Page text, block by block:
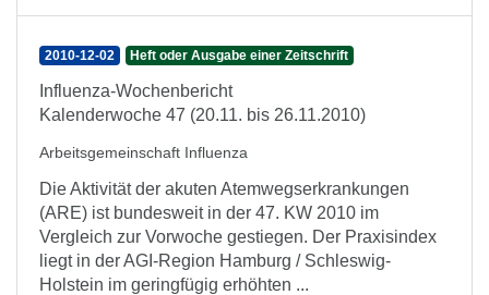
2010-12-02 Heft oder Ausgabe einer Zeitschrift
Influenza-Wochenbericht
Kalenderwoche 47 (20.11. bis 26.11.2010)
Arbeitsgemeinschaft Influenza
Die Aktivität der akuten Atemwegserkrankungen
(ARE) ist bundesweit in der 47. KW 2010 im
Vergleich zur Vorwoche gestiegen. Der Praxisindex
liegt in der AGI-Region Hamburg / Schleswig-
Holstein im geringfügig erhöhten ...